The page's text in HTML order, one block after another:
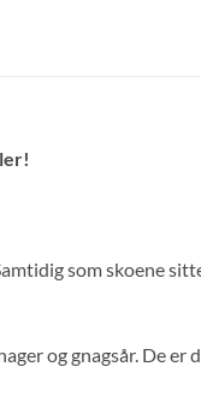
som skoene
og gnagsår. De er